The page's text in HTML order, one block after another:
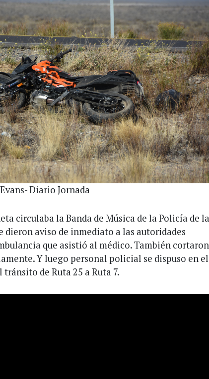
Diario Jornada
circulaba la Banda de Música de la Policía de la
dieron aviso de inmediato a las autoridades
que asistió al médico. También cortaron
Y luego personal policial se dispuso en el
de Ruta 25 a Ruta 7.